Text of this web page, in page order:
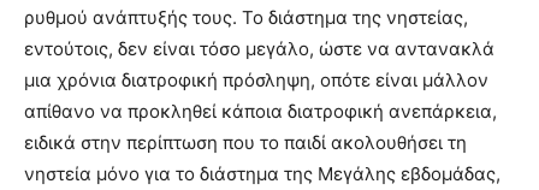
ρυθμού ανάπτυξής τους. Το διάστημα της νηστείας,
εντούτοις, δεν είναι τόσο μεγάλο, ώστε να αντανακλά
μια χρόνια διατροφική πρόσληψη, οπότε είναι μάλλον
απίθανο να προκληθεί κάποια διατροφική ανεπάρκεια,
ειδικά στην περίπτωση που το παιδί ακολουθήσει τη
νηστεία μόνο για το διάστημα της Μεγάλης εβδομάδας,